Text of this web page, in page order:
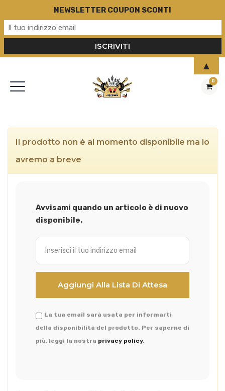
0
Il prodotto non è al momento disponibile ma lo
avremo a breve
Avvisami quando un articolo è di nuovo
disponibile.
La tua email sarà usata per informarti
della disponibilità del prodotto. Per saperne di
più, leggi la nostra privacy policy.
NEWSLETTER COUPON SCONTI
▲